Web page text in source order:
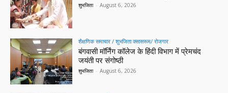
शुभजिता - August 6, 2026
शैक्षणिक समाचार / शुभजिता क्सासरूम/ रोजगार
बंगवासी मॉर्निंग कॉलेज के हिंदी विभाग में प्रेमचंद
जयंती पर संगोष्ठी
शुभजिता - August 6, 2026